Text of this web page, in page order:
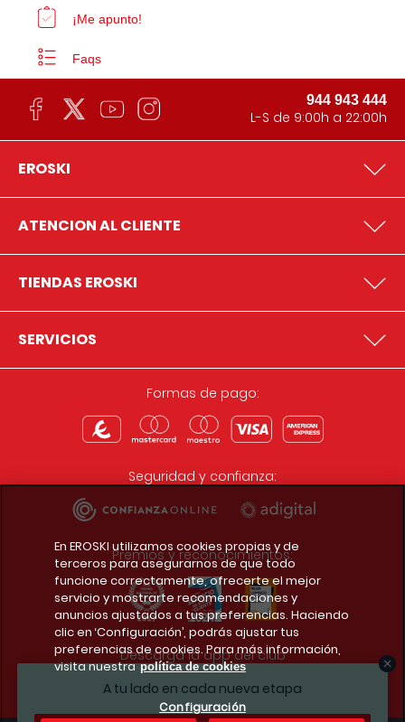
A tu lado en cada nueva etapa
¡Me apunto!
Faqs
944 943 444
L-S de 9:00h a 22:00h
EROSKI
ATENCION AL CLIENTE
TIENDAS EROSKI
SERVICIOS
Formas de pago:
Seguridad y confianza:
Premios y reconocimientos:
Descarga la app del club
En EROSKI utilizamos cookies propias y de
terceros para asegurarnos de que todo
funcione correctamente, ofrecerte el mejor
servicio y mostrarte recomendaciones y
anuncios ajustados a tus preferencias. Haciendo
clic en ‘Configuración’, podrás ajustar tus
preferencias de cookies. Para más información,
visita nuestra política de cookies
Configuración